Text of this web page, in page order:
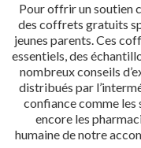
Pour offrir un soutien
des coffrets gratuits
jeunes parents. Ces
essentiels, des
nombreux conseils
distribués par
confiance comme les
encore les
humaine de notre